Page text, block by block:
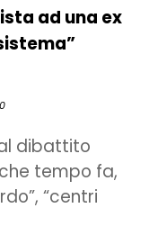
ad una ex
0
dibattito
tempo fa,
“centri